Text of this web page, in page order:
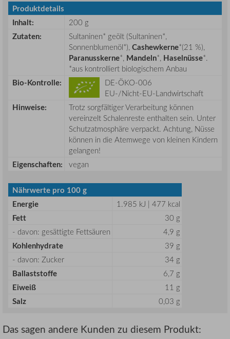
Produktdetails
Inhalt:
200 g
Zutaten:
Sultaninen* geölt (Sultaninen*,
Sonnenblumenöl*), Cashewkerne*(21 %),
Paranusskerne*, Mandeln*, Haselnüsse*.
*aus kontrolliert biologischem Anbau
Bio-Kontrolle:
DE-ÖKO-006
EU-/Nicht-EU-Landwirtschaft
Hinweise:
Trotz sorgfältiger Verarbeitung können
vereinzelt Schalenreste enthalten sein. Unter
Schutzatmosphäre verpackt. Achtung, Nüsse
können in die Atemwege von kleinen Kindern
gelangen!
Eigenschaften: vegan
Nährwerte pro 100 g
Energie
1.985 kJ | 477 kcal
Fett
30 g
- davon: gesättigte Fettsäuren
4,9 g
Kohlenhydrate
39 g
- davon: Zucker
34 g
Ballaststoffe 6,7 g
Eiweiß 11 g
Salz 0,03 g
Das sagen andere Kunden zu diesem Produkt: